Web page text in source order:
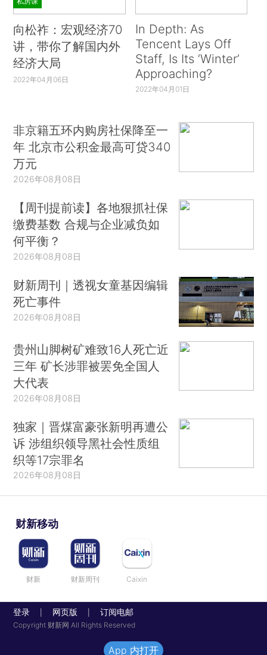
向松祚：宏观经济70
讲，带你了解国内外
经济大局
2022年04月06日
In Depth: As
Tencent Lays Off
Staff, Is Its ‘Winter’
Approaching?
2022年04月01日
非京籍五环内购房社保降至一
年 北京市公积金最高可贷340
万元
2026年08月08日
【周刊提前读】各地狠抓社保
缴费基数 合规与企业减负如
何平衡？
2026年08月08日
财新周刊｜透视女童基因编辑
死亡事件
2026年08月08日
贵州山脚树矿难致16人死亡近
三年 矿长涉罪被罢免全国人
大代表
2026年08月08日
独家｜晋煤富豪张新明再遭公
诉 涉组织领导黑社会性质组
织等17宗罪名
2026年08月08日
财新移动
财新 财新周刊 Caixin
登录 网页版 订阅电邮
Copyright 财新网 All Rights Reserved
App 内打开